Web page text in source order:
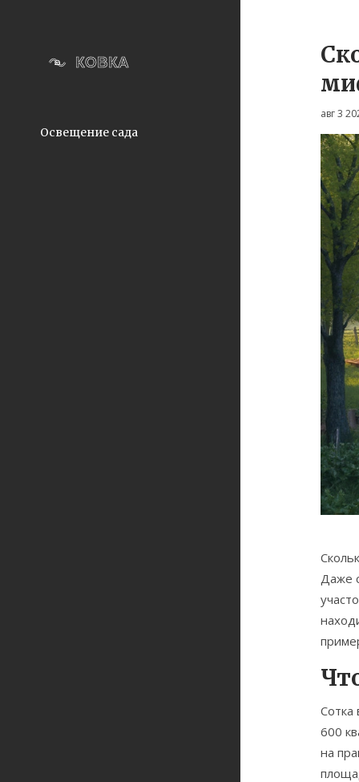
Освещение сада
авг 3
Даже
Сотка
600
на